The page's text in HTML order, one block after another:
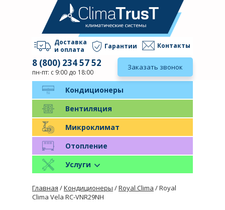
Доставка
и оплата
Гарантии Контакты
8 (800) 234 57 52
пн-пт: с 9:00 до 18:00
Заказать звонок
Кондиционеры
Вентиляция
Микроклимат
Отопление
Услуги
Главная /Кондиционеры /Royal Clima / Royal
Clima Vela RC-VNR29NH